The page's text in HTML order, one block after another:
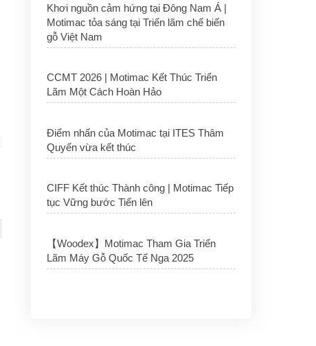
Khơi nguồn cảm hứng tại Đông Nam Á |
Motimac tỏa sáng tại Triển lãm chế biến
gỗ Việt Nam
CCMT 2026 | Motimac Kết Thúc Triển
Lãm Một Cách Hoàn Hảo
Điểm nhấn của Motimac tại ITES Thâm
Quyến vừa kết thúc
CIFF Kết thúc Thành công | Motimac Tiếp
tục Vững bước Tiến lên
【Woodex】Motimac Tham Gia Triển
Lãm Máy Gỗ Quốc Tế Nga 2025